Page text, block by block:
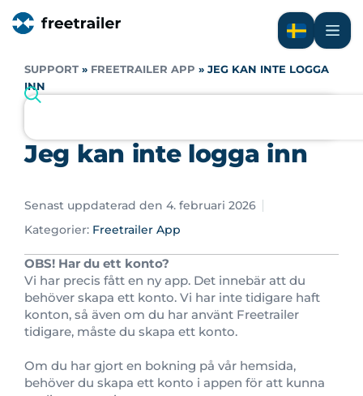
SUPPORT » FREETRAILER APP » JEG KAN INTE LOGGA
INN
Jeg kan inte logga inn
Senast uppdaterad den 4. februari 2026
Kategorier: Freetrailer App
OBS! Har du ett konto?
Vi har precis fått en ny app. Det innebär att du
behöver skapa ett konto. Vi har inte tidigare haft
konton, så även om du har använt Freetrailer
tidigare, måste du skapa ett konto.
Om du har gjort en bokning på vår hemsida,
behöver du skapa ett konto i appen för att kunna